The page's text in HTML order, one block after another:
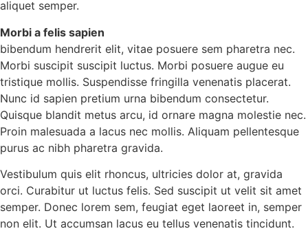
aliquet semper.
Morbi a felis sapien
bibendum hendrerit elit, vitae posuere sem pharetra nec.
Morbi suscipit suscipit luctus. Morbi posuere augue eu
tristique mollis. Suspendisse fringilla venenatis placerat.
Nunc id sapien pretium urna bibendum consectetur.
Quisque blandit metus arcu, id ornare magna molestie nec.
Proin malesuada a lacus nec mollis. Aliquam pellentesque
purus ac nibh pharetra gravida.
Vestibulum quis elit rhoncus, ultricies dolor at, gravida
orci. Curabitur ut luctus felis. Sed suscipit ut velit sit amet
semper. Donec lorem sem, feugiat eget laoreet in, semper
non elit. Ut accumsan lacus eu tellus venenatis tincidunt.